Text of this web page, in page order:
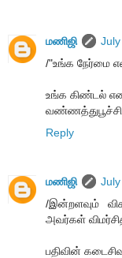
மணிஜி
/"உங்க நேர்மை
உங்க கிண்டல்
வண்ணத்துபூச்சி..
Reply
மணிஜி
/இன்றளவும்
அவர்கள்
பதிவின்